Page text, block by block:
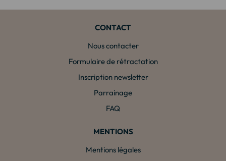
CONTACT
Nous contacter
Formulaire de rétractation
Inscription newsletter
Parrainage
FAQ
MENTIONS
Mentions légales